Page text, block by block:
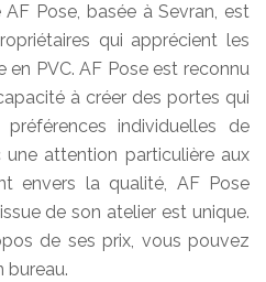
AF Pose, basée à Sevran, est
qui apprécient les
en PVC. AF Pose est reconnu
à créer des portes qui
individuelles de
une attention particulière aux
envers la qualité, AF Pose
de son atelier est unique.
de ses prix, vous pouvez
bureau.